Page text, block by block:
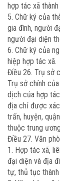
hợp tác xã thành
5. Chữ ký của
gia đình, người
người đại diện
6. Chữ ký của
hiệp hợp tác xã.
Điều 26. Trụ sở
Trụ sở chính
dịch của hợp
địa chỉ được
trấn, huyện,
thuộc trung
Điều 27. Văn
1. Hợp tác xã,
đại diện và địa
tự, thủ tục